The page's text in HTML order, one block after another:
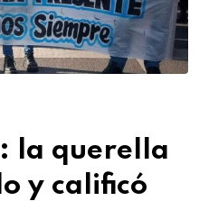
la querella
y calificó